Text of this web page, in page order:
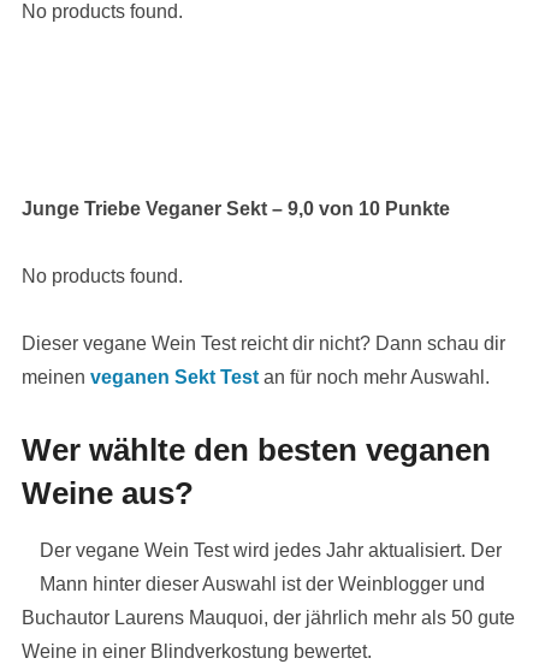
No products found.
Junge Triebe Veganer Sekt – 9,0 von 10 Punkte
No products found.
Dieser vegane Wein Test reicht dir nicht? Dann schau dir
meinen veganen Sekt Testan für noch mehr Auswahl.
Wer wählte den besten veganen
Weine aus?
Der vegane Wein Test wird jedes Jahr aktualisiert. Der
Mann hinter dieser Auswahl ist der Weinblogger und
Buchautor Laurens Mauquoi, der jährlich mehr als 50 gute
Weine in einer Blindverkostung bewertet.